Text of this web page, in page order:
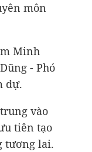
môn
Minh
- Phó
dự.
vào
tiên tạo
tương lai.